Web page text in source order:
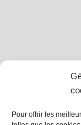
Pour offrir les